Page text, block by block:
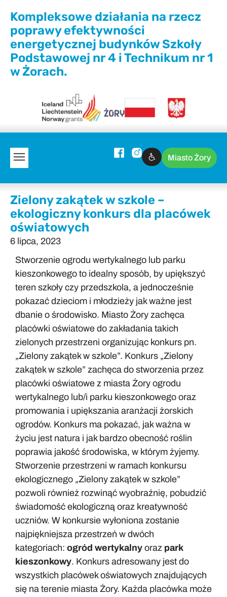
Kompleksowe działania na rzecz
poprawy efektywności
energetycznej budynków Szkoły
Podstawowej nr 4 i Technikum nr 1
w Żorach.
Miasto Żory
Zielony zakątek w szkole –
ekologiczny konkurs dla placówek
oświatowych
6 lipca, 2023
Stworzenie ogrodu wertykalnego lub parku
kieszonkowego to idealny sposób, by upiększyć
teren szkoły czy przedszkola, a jednocześnie
pokazać dzieciom i młodzieży jak ważne jest
dbanie o środowisko. Miasto Żory zachęca
placówki oświatowe do zakładania takich
zielonych przestrzeni organizując konkurs pn.
„Zielony zakątek w szkole”. Konkurs „Zielony
zakątek w szkole” zachęca do stworzenia przez
placówki oświatowe z miasta Żory ogrodu
wertykalnego lub/i parku kieszonkowego oraz
promowania i upiększania aranżacji żorskich
ogrodów. Konkurs ma pokazać, jak ważna w
życiu jest natura i jak bardzo obecność roślin
poprawia jakość środowiska, w którym żyjemy.
Stworzenie przestrzeni w ramach konkursu
ekologicznego „Zielony zakątek w szkole”
pozwoli również rozwinąć wyobraźnię, pobudzić
świadomość ekologiczną oraz kreatywność
uczniów. W konkursie wyłoniona zostanie
najpiękniejsza przestrzeń w dwóch
kategoriach: ogród wertykalny oraz park
kieszonkowy. Konkurs adresowany jest do
wszystkich placówek oświatowych znajdujących
się na terenie miasta Żory. Każda placówka może